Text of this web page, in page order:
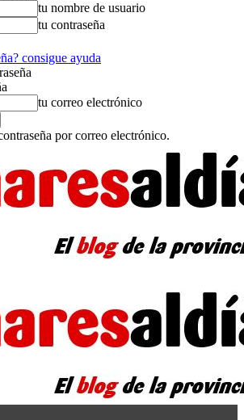
tu nombre de usuario
tu contraseña
consigue ayuda
tu correo electrónico
por correo electrónico.